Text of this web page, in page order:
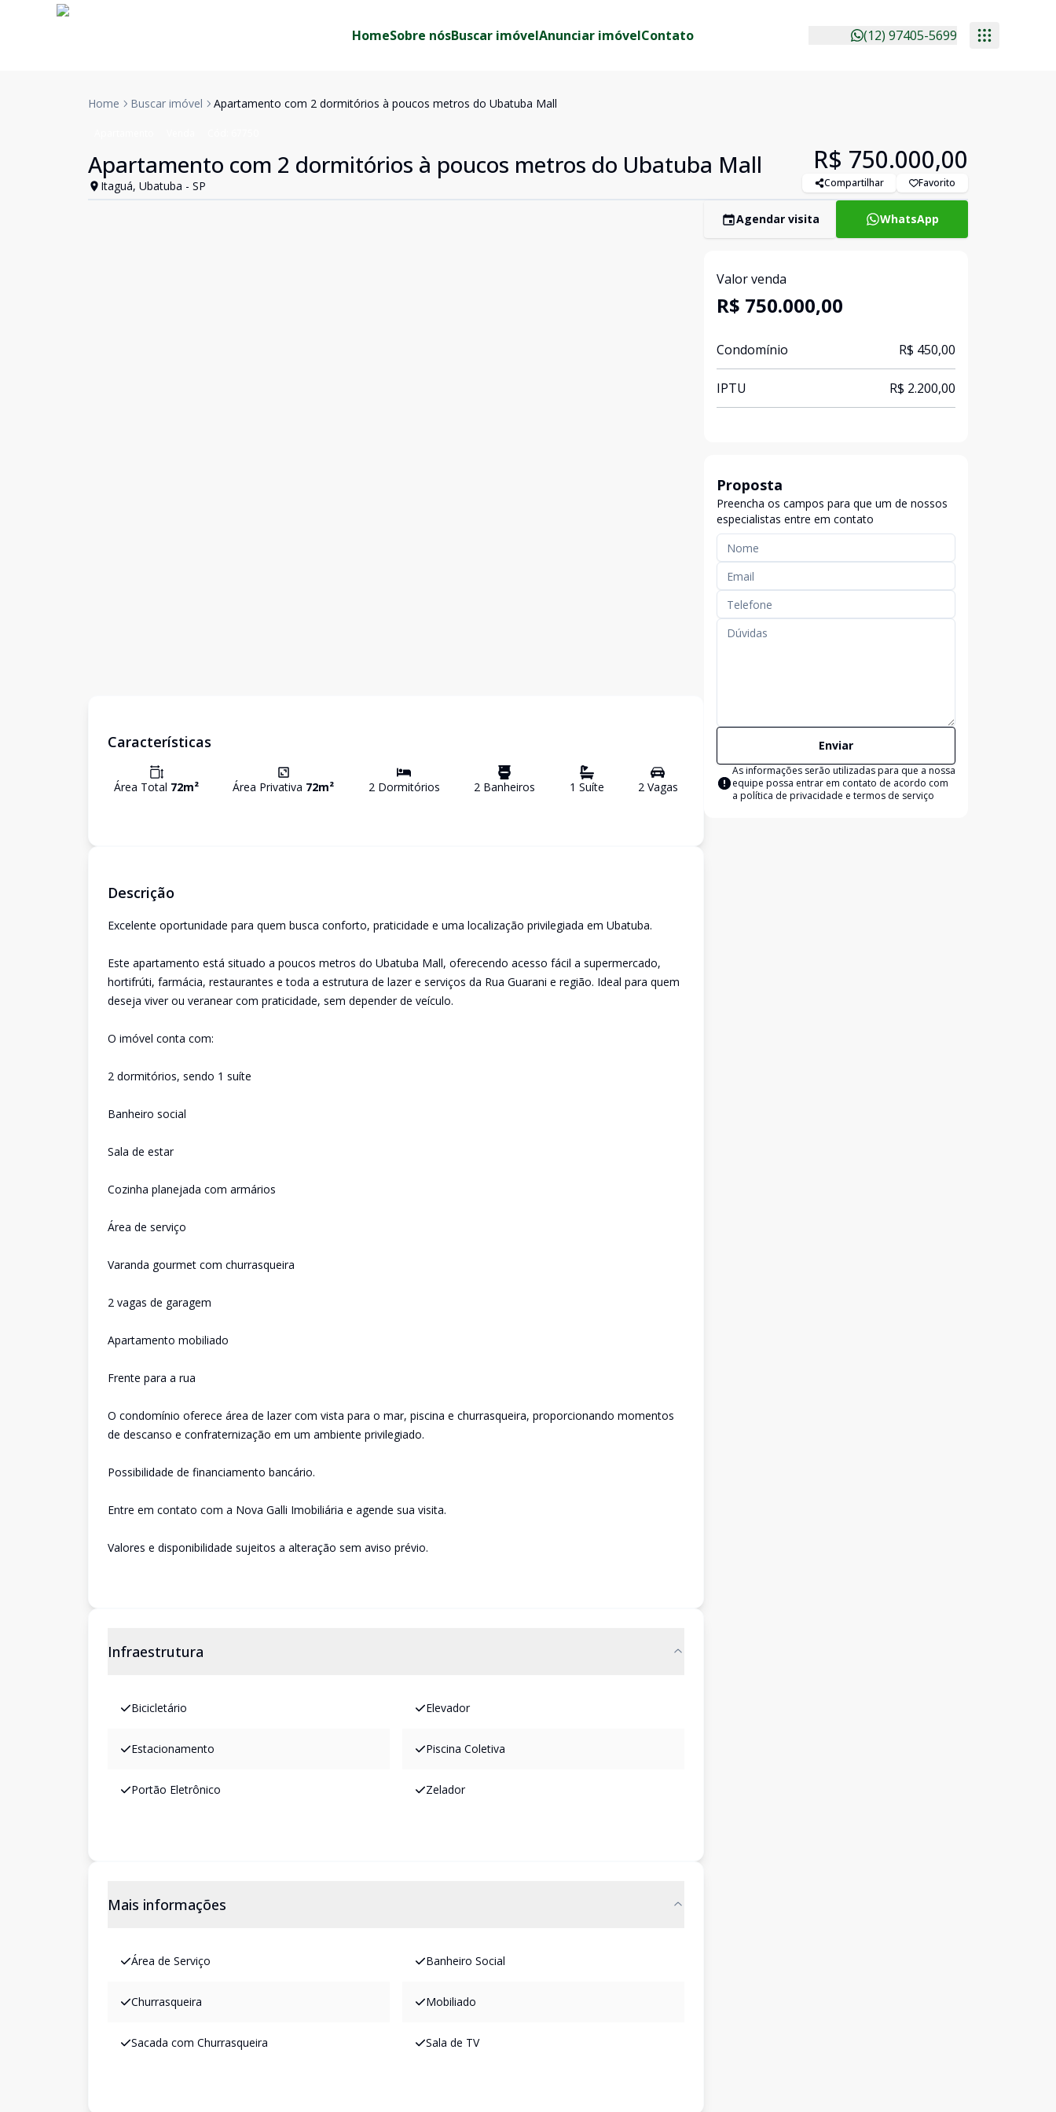
HomeSobre nósBuscar imóvelAnunciar imóvelContato (12) 97405-5699
Home Buscar imóvel Apartamento com 2 dormitórios à poucos metros do Ubatuba Mall
Apartamento com 2 dormitórios à poucos metros do Ubatuba Mall
Itaguá, Ubatuba - SP
R$ 750.000,00
Compartilhar Favorito
Características
Área Total 72m² Área Privativa 72m² 2Dormitórios 2 Banheiros 1 Suíte 2Vagas
Descrição
Excelente oportunidade para quem busca conforto, praticidade e uma localização privilegiada em Ubatuba.
Este apartamento está situado a poucos metros do Ubatuba Mall, oferecendo acesso fácil a supermercado,
hortifrúti, farmácia, restaurantes e toda a estrutura de lazer e serviços da Rua Guarani e região. Ideal para quem
deseja viver ou veranear com praticidade, sem depender de veículo.
O imóvel conta com:
2 dormitórios, sendo 1 suíte
Banheiro social
Sala de estar
Cozinha planejada com armários
Área de serviço
Varanda gourmet com churrasqueira
2 vagas de garagem
Apartamento mobiliado
Frente para a rua
O condomínio oferece área de lazer com vista para o mar, piscina e churrasqueira, proporcionando momentos
de descanso e confraternização em um ambiente privilegiado.
Possibilidade de financiamento bancário.
Entre em contato com a Nova Galli Imobiliária e agende sua visita.
Valores e disponibilidade sujeitos a alteração sem aviso prévio.
Infraestrutura
Bicicletário Elevador
Estacionamento Piscina Coletiva
Portão Eletrônico Zelador
Mais informações
Área de Serviço Banheiro Social
Churrasqueira Mobiliado
Sacada com Churrasqueira Sala de TV
Agendar visita WhatsApp
Valor venda
R$ 750.000,00
Condomínio R$ 450,00
IPTU R$ 2.200,00
Proposta
Preencha os campos para que um de nossos
especialistas entre em contato
Enviar
As informações serão utilizadas para que a nossa
equipe possa entrar em contato de acordo com
a política de privacidade e termos de serviço